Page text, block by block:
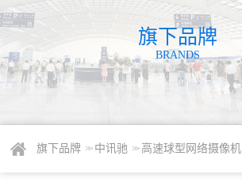
品
牌
方
服
务
关
旗下品牌
BRANDS
旗下品牌 > > 中讯驰 > > 高速球型网络摄像机